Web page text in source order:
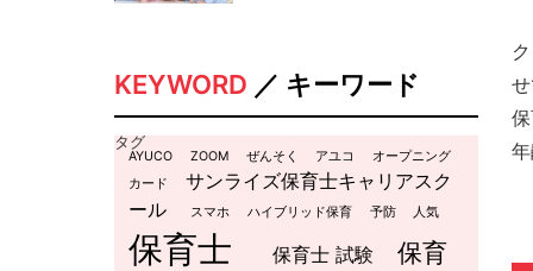
KEYWORD ／ キーワード
タグ
AYUCO ZOOM ぜんそく アユコ
オープニング
カード
サンライズ保育士キャリアスク
ール
スマホ ハイブリッド保育 予防 人気
保育士 保育士 試験
保育